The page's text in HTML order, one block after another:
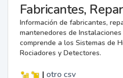
Información de fabricantes,
mantenedores de
comprende a los Sistemas de
Rociadores y Detectores.
| otro csv